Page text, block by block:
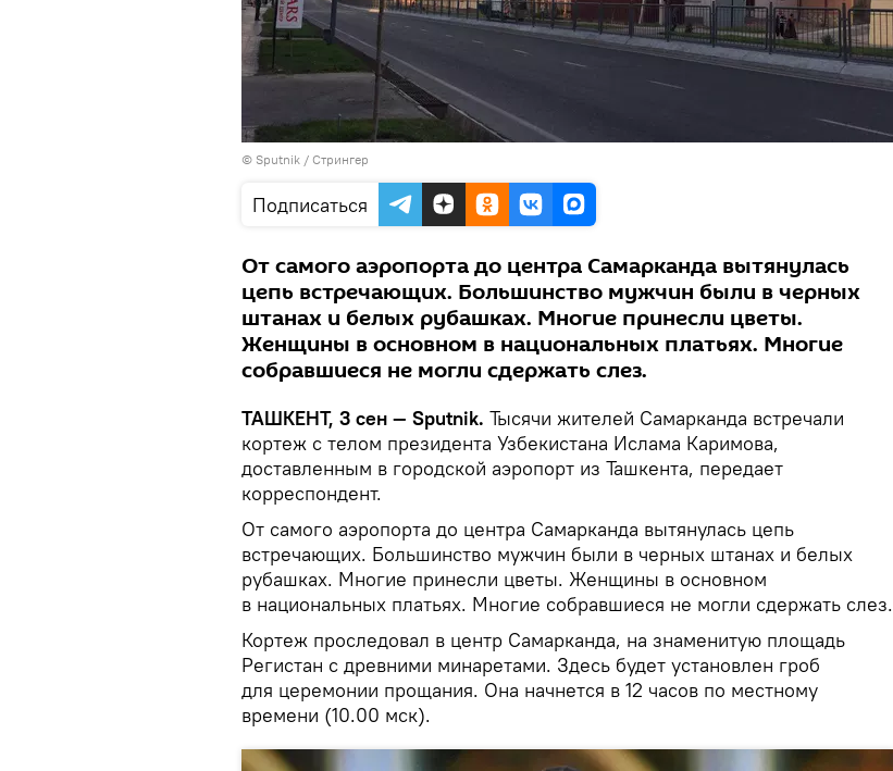
© Sputnik / Стрингер
Подписаться
От самого аэропорта до центра Самарканда вытянулась
цепь встречающих. Большинство мужчин были в черных
штанах и белых рубашках. Многие принесли цветы.
Женщины в основном в национальных платьях. Многие
собравшиеся не могли сдержать слез.
ТАШКЕНТ, 3 сен — Sputnik. Тысячи жителей Самарканда встречали
кортеж с телом президента Узбекистана Ислама Каримова,
доставленным в городской аэропорт из Ташкента, передает
корреспондент.
От самого аэропорта до центра Самарканда вытянулась цепь
встречающих. Большинство мужчин были в черных штанах и белых
рубашках. Многие принесли цветы. Женщины в основном
в национальных платьях. Многие собравшиеся не могли сдержать слез.
Кортеж проследовал в центр Самарканда, на знаменитую площадь
Регистан с древними минаретами. Здесь будет установлен гроб
для церемонии прощания. Она начнется в 12 часов по местному
времени (10.00 мск).